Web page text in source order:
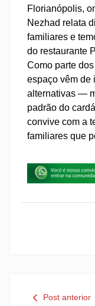
Florianópolis,
Nezhad relata
familiares e
do restaurante
Como parte
espaço vêm de
alternativas —
padrão do
convive com a
familiares que
Post anterior